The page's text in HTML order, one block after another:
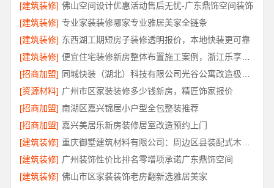
[建筑装修] 佛山空间设计优惠活动售后无忧-广东鼎饰空间装饰
[建筑装修] 专业家装装修哪家专业雅居美家全链条
[建筑装修] 东西湖工期短房子装修透明报价，本地快装更可靠
[建筑装修]
便宜住宅装修新房整体布置施工案例，浙江乐享新材料有限公司
[招商加盟]
[资源材料] 广州市区家装装修多少钱新房，精匠饰家报价
[招商加盟] 南湖区嘉兴锦居小户型全包整装推荐
[招商加盟] 嘉兴美居乐新房装修居室改造预约上门
[建筑装修]
[建筑装修] 广州装饰性价比排名零增项承诺广东鼎饰空间
[建筑装修] 佛山市区家装装饰老房翻新选雅居美家